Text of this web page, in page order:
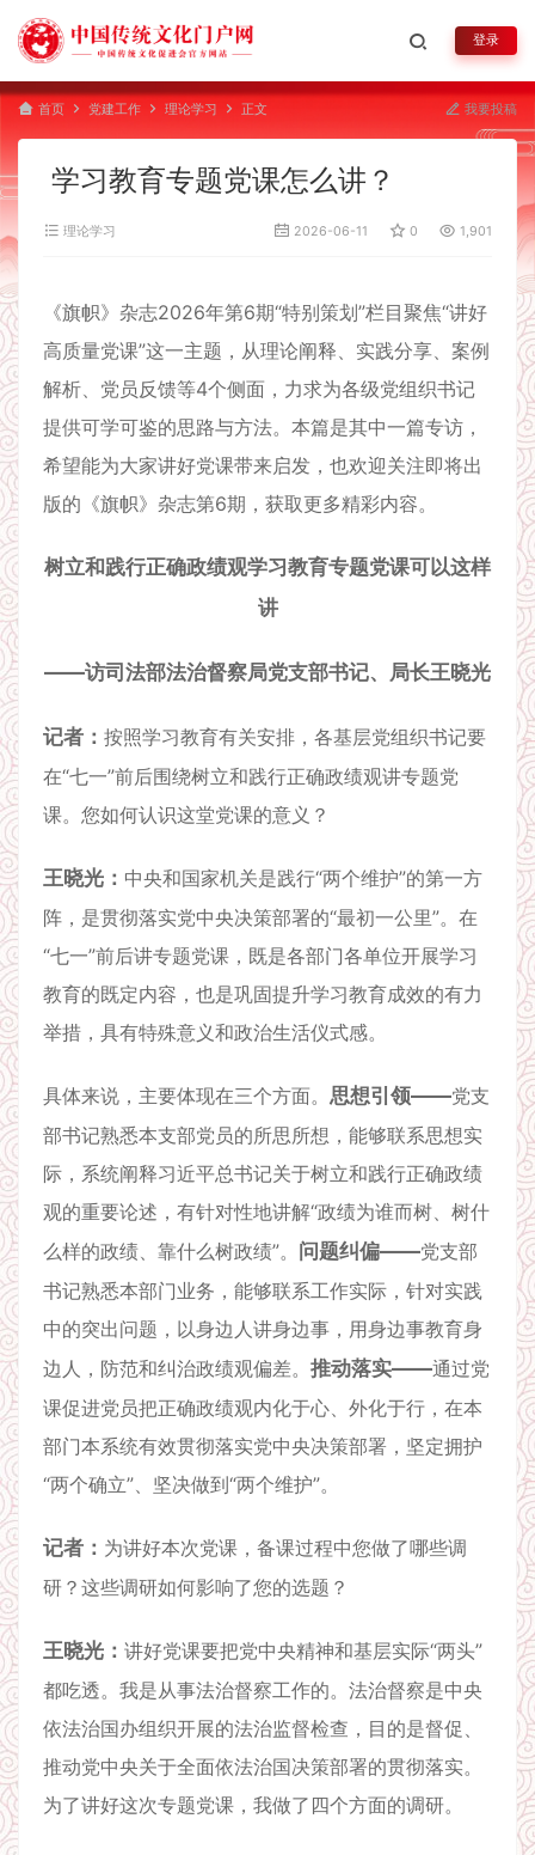
登录
首页 党建工作 理论学习 正文 我要投稿
学习教育专题党课怎么讲？
理论学习 2026-06-11 0 1,901
《旗帜》杂志2026年第6期“特别策划”栏目聚焦“讲好
高质量党课”这一主题，从理论阐释、实践分享、案例
解析、党员反馈等4个侧面，力求为各级党组织书记
提供可学可鉴的思路与方法。本篇是其中一篇专访，
希望能为大家讲好党课带来启发，也欢迎关注即将出
版的《旗帜》杂志第6期，获取更多精彩内容。
树立和践行正确政绩观学习教育专题党课可以这样
讲
——访司法部法治督察局党支部书记、局长王晓光
记者： 按照学习教育有关安排，各基层党组织书记要
在“七一”前后围绕树立和践行正确政绩观讲专题党
课。您如何认识这堂党课的意义？
王晓光： 中央和国家机关是践行“两个维护”的第一方
阵，是贯彻落实党中央决策部署的“最初一公里”。在
“七一”前后讲专题党课，既是各部门各单位开展学习
教育的既定内容，也是巩固提升学习教育成效的有力
举措，具有特殊意义和政治生活仪式感。
具体来说，主要体现在三个方面。 思想引领——党支
部书记熟悉本支部党员的所思所想，能够联系思想实
际，系统阐释习近平总书记关于树立和践行正确政绩
观的重要论述，有针对性地讲解“政绩为谁而树、树什
么样的政绩、靠什么树政绩”。 问题纠偏——党支部
书记熟悉本部门业务，能够联系工作实际，针对实践
中的突出问题，以身边人讲身边事，用身边事教育身
边人，防范和纠治政绩观偏差。 推动落实——通过党
课促进党员把正确政绩观内化于心、外化于行，在本
部门本系统有效贯彻落实党中央决策部署，坚定拥护
“两个确立”、坚决做到“两个维护”。
记者： 为讲好本次党课，备课过程中您做了哪些调
研？这些调研如何影响了您的选题？
王晓光： 讲好党课要把党中央精神和基层实际“两头”
都吃透。我是从事法治督察工作的。法治督察是中央
依法治国办组织开展的法治监督检查，目的是督促、
推动党中央关于全面依法治国决策部署的贯彻落实。
为了讲好这次专题党课，我做了四个方面的调研。